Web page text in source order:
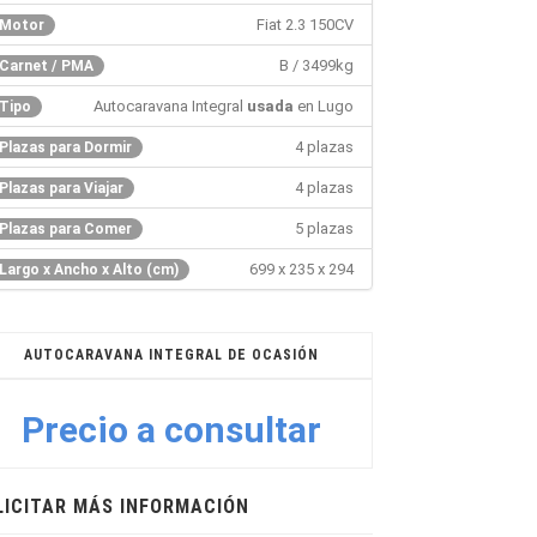
Motor Fiat 2.3 150CV
Carnet / PMA B / 3499kg
Tipo Autocaravana Integral usada en Lugo
Plazas para Dormir 4 plazas
Plazas para Viajar 4 plazas
Plazas para Comer 5 plazas
Largo x Ancho x Alto (cm) 699 x 235 x 294
AUTOCARAVANA INTEGRAL DE OCASIÓN
Precio a consultar
MÁS INFORMACIÓN